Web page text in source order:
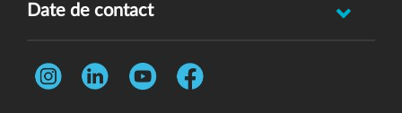
Întrebări frecvente
Date de contact
Str. Rotasului, Nr. 7, Sector 1, Bucuresti, 012167
Telefon:
0731 444 013